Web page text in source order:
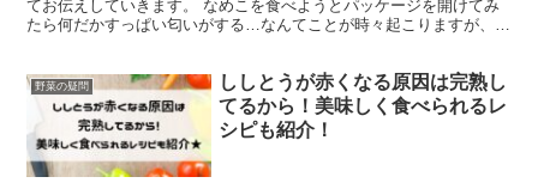
てお伝えしていきます。 なめこを食べようとパッケージを開けてみ
たら何だかすっぱい匂いがする…なんてことが時々起こりますが、こ
野菜の疑問
ししとうが赤くなる原因は完熟し
てるから！美味しく食べられるレ
シピも紹介！